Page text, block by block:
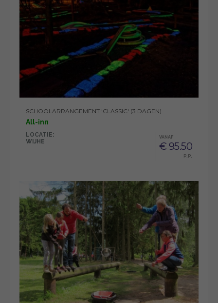
SCHOOLARRANGEMENT 'CLASSIC' (3 DAGEN)
All-inn
LOCATIE:
WIJHE
VANAF
€ 95.50
P.P.